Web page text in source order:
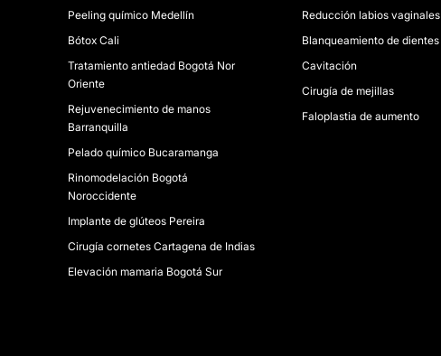
Peeling químico Medellín
Bótox Cali
Tratamiento antiedad Bogotá Nor
Oriente
Rejuvenecimiento de manos
Barranquilla
Pelado químico Bucaramanga
Rinomodelación Bogotá
Noroccidente
Implante de glúteos Pereira
Cirugía cornetes Cartagena de Indias
Elevación mamaria Bogotá Sur
Reducción labios vaginales
Blanqueamiento de dientes
Cavitación
Cirugía de mejillas
Faloplastia de aumento